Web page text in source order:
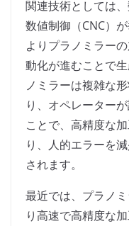
関連技術としては
数値制御（CNC）
よりプラノミラー
動化が進むことで
ノミラーは複雑な
り、オペレーター
ことで、高精度な
り、人的エラーを
されます。
最近では、プラノ
り高速で高精度な